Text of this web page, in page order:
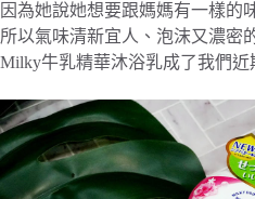
因為她說她想要跟媽媽有一樣的
所以氣味清新宜人、泡沫又濃密
Milky牛乳精華沐浴乳成了我們近